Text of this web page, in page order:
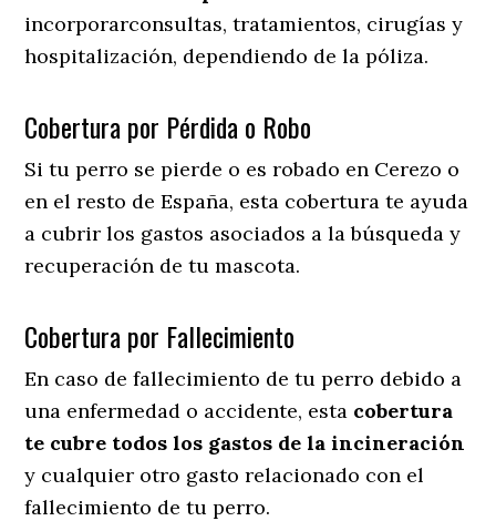
incorporarconsultas, tratamientos, cirugías y
hospitalización, dependiendo de la póliza.
Cobertura por Pérdida o Robo
Si tu perro se pierde o es robado en Cerezo o
en el resto de España, esta cobertura te ayuda
a cubrir los gastos asociados a la búsqueda y
recuperación de tu mascota.
Cobertura por Fallecimiento
En caso de fallecimiento de tu perro debido a
una enfermedad o accidente, esta cobertura
te cubre todos los gastos de la incineración
y cualquier otro gasto relacionado con el
fallecimiento de tu perro.